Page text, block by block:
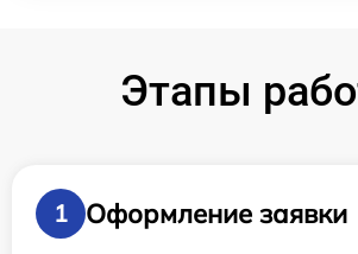
Этапы
1
Оформление заявки